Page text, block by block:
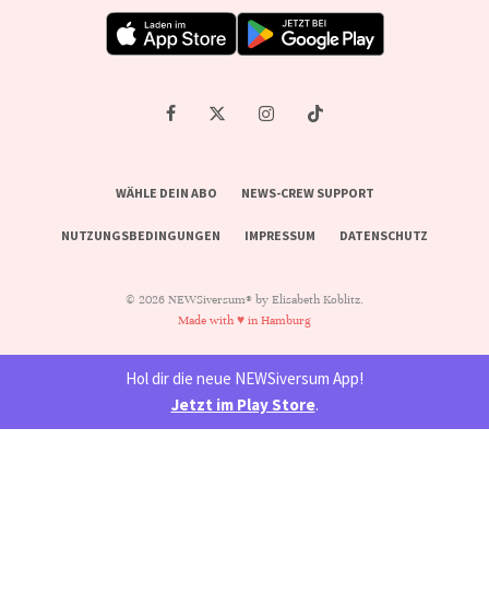
WÄHLE DEIN ABO NEWS-CREW SUPPORT
NUTZUNGSBEDINGUNGEN IMPRESSUM DATENSCHUTZ
© 2026 NEWSiversum® by Elisabeth Koblitz.
Made with ♥ in Hamburg
Hol dir die neue NEWSiversum App!
Jetzt im Play Store.